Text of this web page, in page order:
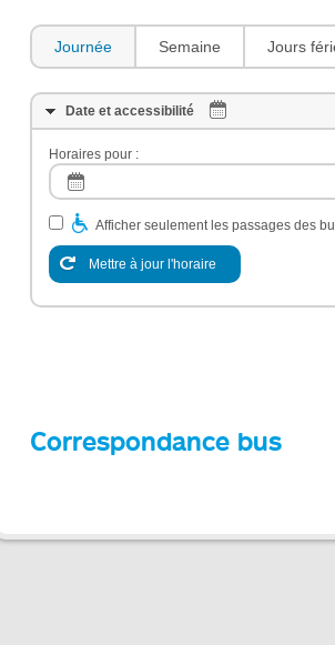
Journée Semaine Jours
Date et accessibilité
Horaires pour :
Afficher seulement les passages des
Mettre à jour l'horaire
Correspondance bus